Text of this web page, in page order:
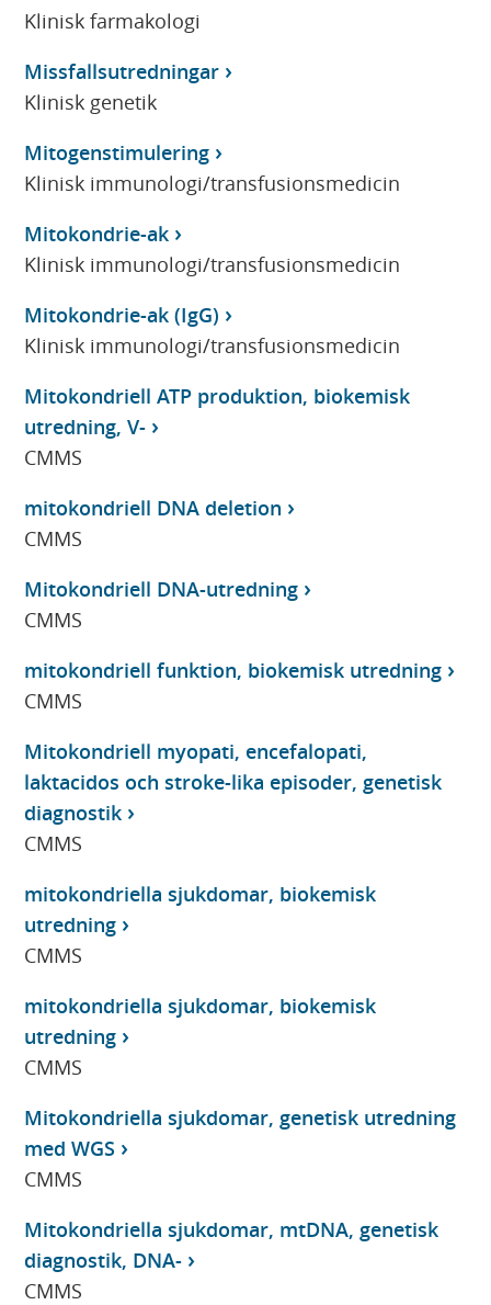
Klinisk farmakologi
Missfallsutredningar
Klinisk genetik
Mitogenstimulering
Klinisk immunologi/transfusionsmedicin
Mitokondrie-ak
Klinisk immunologi/transfusionsmedicin
Mitokondrie-ak (IgG)
Klinisk immunologi/transfusionsmedicin
Mitokondriell ATP produktion, biokemisk
utredning, V-
CMMS
mitokondriell DNA deletion
CMMS
Mitokondriell DNA-utredning
CMMS
mitokondriell funktion, biokemisk utredning
CMMS
Mitokondriell myopati, encefalopati,
laktacidos och stroke-lika episoder, genetisk
diagnostik
CMMS
mitokondriella sjukdomar, biokemisk
utredning
CMMS
mitokondriella sjukdomar, biokemisk
utredning
CMMS
Mitokondriella sjukdomar, genetisk utredning
med WGS
CMMS
Mitokondriella sjukdomar, mtDNA, genetisk
diagnostik, DNA-
CMMS